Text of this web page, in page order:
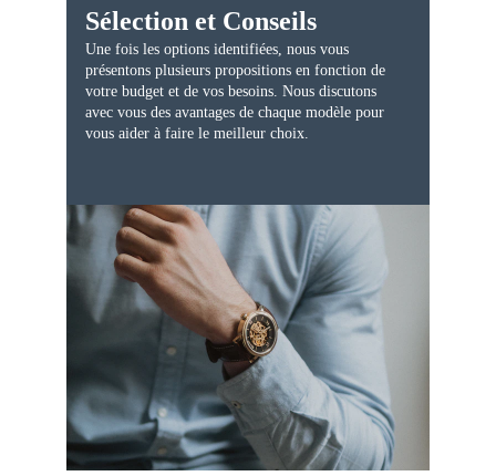
Sélection et Conseils
Une fois les options identifiées, nous vous
présentons plusieurs propositions en fonction de
votre budget et de vos besoins. Nous discutons
avec vous des avantages de chaque modèle pour
vous aider à faire le meilleur choix.